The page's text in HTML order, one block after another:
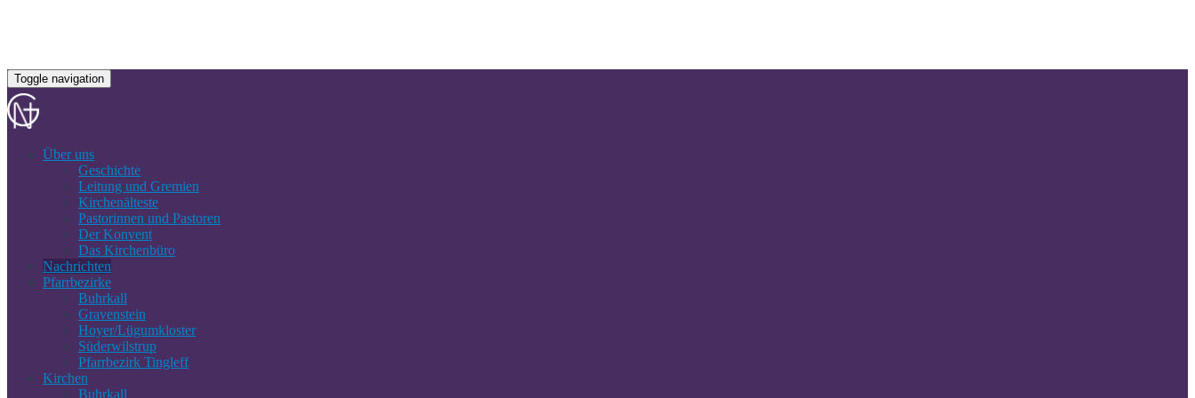
Toggle navigation
Über uns
Geschichte
Leitung und Gremien
Kirchenälteste
Pastorinnen und Pastoren
Der Konvent
Das Kirchenbüro
Nachrichten
Pfarrbezirke
Buhrkall
Gravenstein
Hoyer/Lügumkloster
Süderwilstrup
Pfarrbezirk Tingleff
Kirchen
Buhrkall